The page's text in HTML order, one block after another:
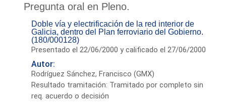
Pregunta oral en Pleno.
Doble vía y electrificación de la red interior de
Galicia, dentro del Plan ferroviario del Gobierno.
(180/000128)
Presentado el 22/06/2000 y calificado el 27/06/2000
Autor:
Rodríguez Sánchez, Francisco (GMX)
Resultado tramitación: Tramitado por completo sin
req. acuerdo o decisión